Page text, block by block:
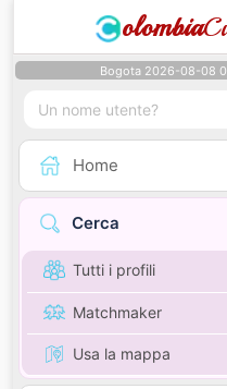
olombia
Bogota 2026-08-08
Home
Cerca
Tutti i profili
Matchmaker
Usa la mappa